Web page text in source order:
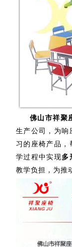
佛山市祥聚
生产公司，为响
习的座椅产品，
学过程中实现多
教学负担，为推